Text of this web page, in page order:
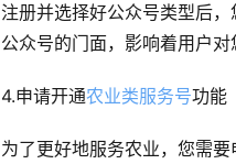
注册并选择好公众号类型后
公众号的门面，影响着用户
4.申请开通农业类服务号功能
为了更好地服务农业，您需要